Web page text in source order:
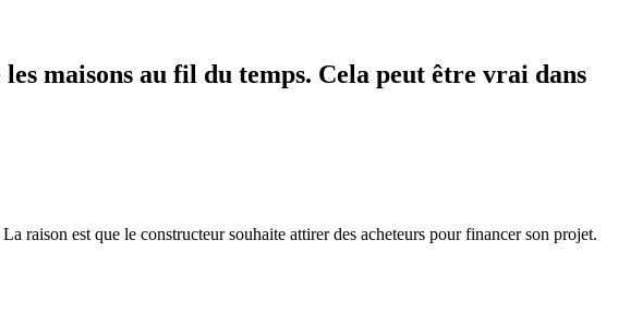
maisons au fil du temps. Cela peut être vrai dans
raison est que le constructeur souhaite attirer des acheteurs pour financer son projet.